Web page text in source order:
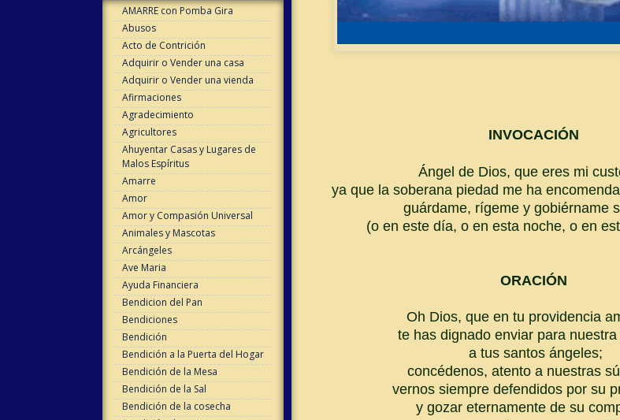
AMARRE con Pomba Gira
Abusos
Acto de Contrición
Adquirir o Vender una casa
Adquirir o Vender una vienda
Afirmaciones
Agradecimiento
Agricultores
Ahuyentar Casas y Lugares de
Malos Espíritus
Amarre
Amor
Amor y Compasión Universal
Animales y Mascotas
Arcángeles
Ave Maria
Ayuda Financiera
Bendicion del Pan
Bendiciones
Bendición
Bendición a la Puerta del Hogar
Bendición de la Mesa
Bendición de la Sal
Bendición de la cosecha
INVOCACIÓN
Ángel de Dios, que eres mi
ya que la soberana piedad me ha
guárdame, rígeme y gobiérname
(o en este día, o en esta noche, o en
ORACIÓN
Oh Dios, que en tu providencia
te has dignado enviar para
a tus santos ángeles;
concédenos, atento a nuestras
vernos siempre defendidos por su
y gozar eternamente de su